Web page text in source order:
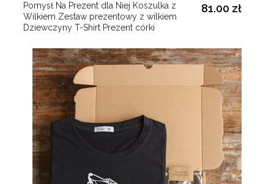
Pomysł Na Prezent dla Niej Koszulka z
Wilkiem Zestaw prezentowy z wilkiem
Dziewczyny T-Shirt Prezent córki
81.00 zł